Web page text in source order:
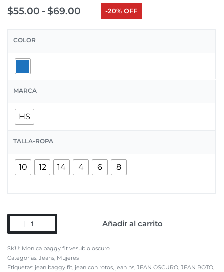
$55.00 $69.00 -20% OFF
COLOR
MARCA
HS
TALLA-ROPA
10 12 14 4 6 8
Añadir al carrito
Monica baggy fit vesubio oscuro
Categorías: Jeans Mujeres
Etiquetas: jean baggy fit jean con rotos jean hs JEAN OSCURO JEAN ROTO